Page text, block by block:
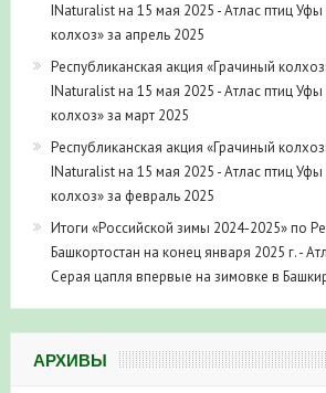
INaturalist на 15 мая 2025 - Атлас птиц Уфы
колхоз» за апрель 2025
Республиканская акция «Грачиный
INaturalist на 15 мая 2025 - Атлас птиц Уфы
колхоз» за март 2025
Республиканская акция «Грачиный
INaturalist на 15 мая 2025 - Атлас птиц Уфы
колхоз» за февраль 2025
Итоги «Российской зимы 2024-2025» по
Башкортостан на конец января 2025 г. -
Серая цапля впервые на зимовке в
АРХИВЫ